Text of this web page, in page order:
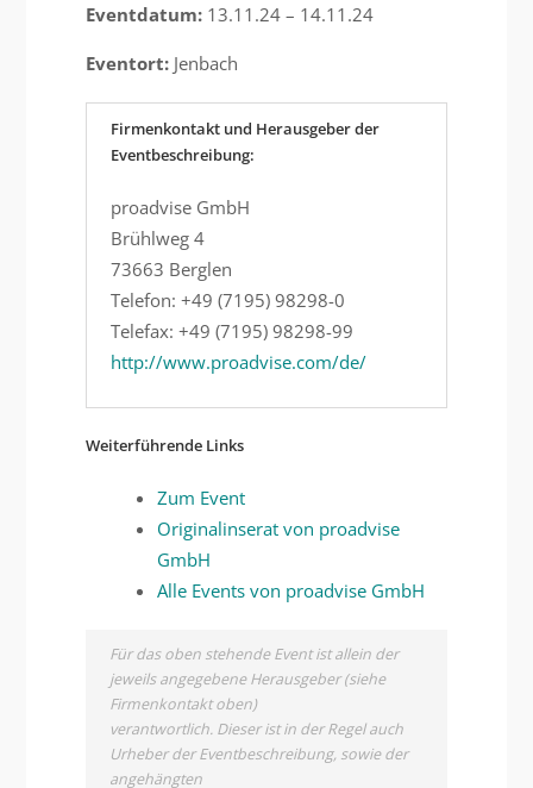
Eventdatum:13.11.24 – 14.11.24
Eventort:Jenbach
Firmenkontakt und Herausgeber der
Eventbeschreibung:
proadvise GmbH
Brühlweg 4
73663 Berglen
Telefon: +49 (7195) 98298-0
Telefax: +49 (7195) 98298-99
http://www.proadvise.com/de/
Weiterführende Links
Zum Event
Originalinserat von proadvise
GmbH
Alle Events von proadvise GmbH
Für das oben stehende Event ist allein der
jeweils angegebene Herausgeber (siehe
Firmenkontakt oben)
verantwortlich. Dieser ist in der Regel auch
Urheber der Eventbeschreibung, sowie der
angehängten